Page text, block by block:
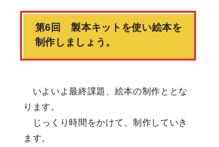
第6回 製本キットを使い絵本を
制作しましょう。
いよいよ最終課題、絵本の制作ととな
ります。
じっくり時間をかけて、制作していき
ます。